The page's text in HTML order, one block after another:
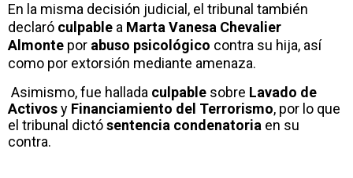
En la misma decisión judicial, el tribunal también
declaró culpable a Marta Vanesa Chevalier
Almonte por abuso psicológico contra su hija, así
como por extorsión mediante amenaza.
Asimismo, fue hallada culpable sobre Lavado de
Activosy Financiamiento del Terrorismo, por lo que
el tribunal dictósentencia condenatoria en su
contra.